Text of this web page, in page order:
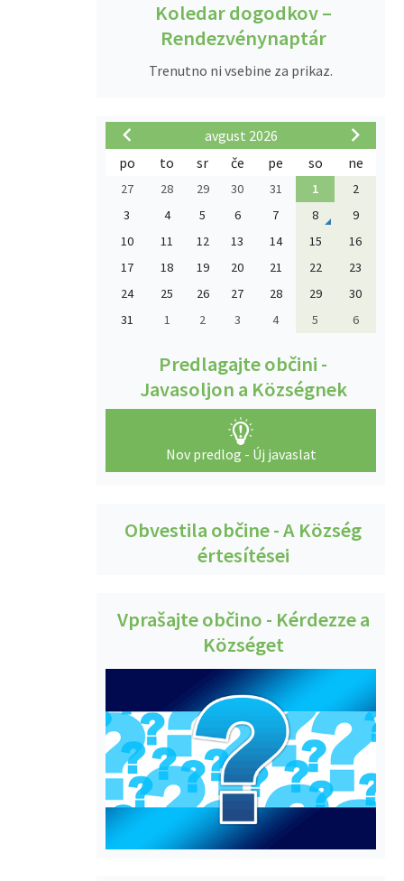
Koledar dogodkov –
Rendezvénynaptár
Trenutno ni vsebine za prikaz.
avgust 2026
po
to sr če pe so ne
27 28 29 30 31 1
2
3
4 5 6 7 8
9
10
11 12 13 14 15
16
17
18 19 20 21 22
23
24
25 26 27 28 29
30
31
1 2 3 4 5 6
Predlagajte občini -
Javasoljon a Községnek
Nov predlog - Új javaslat
Obvestila občine - A Község
értesítései
Vprašajte občino - Kérdezze a
Községet